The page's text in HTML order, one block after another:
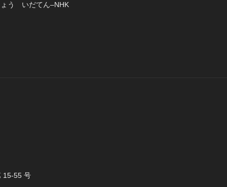
ょう いだてん–NHK
15-55 号